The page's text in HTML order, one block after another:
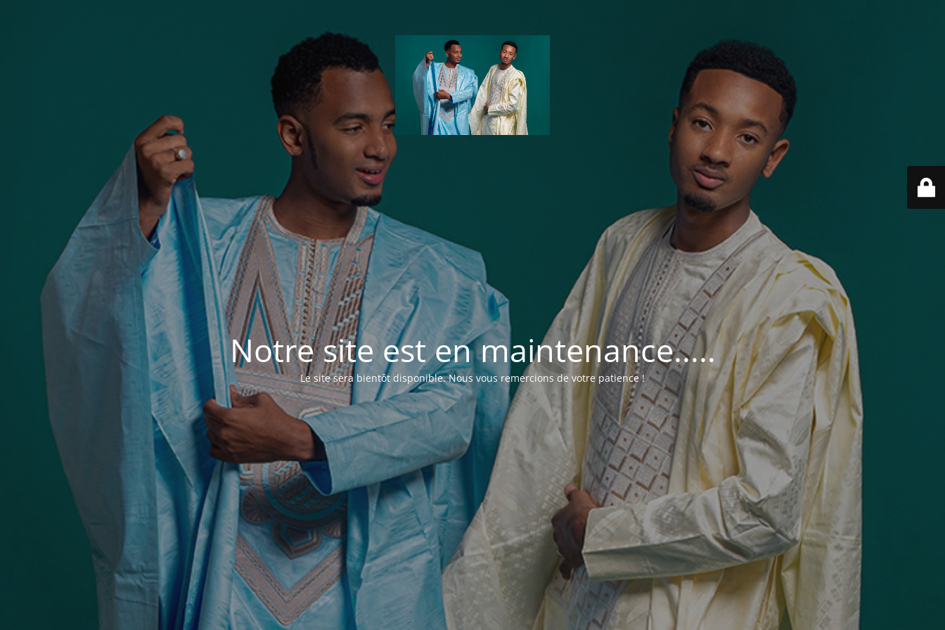
Notre site est en maintenance.....
Le site sera bientôt disponible. Nous vous remercions de votre patience !